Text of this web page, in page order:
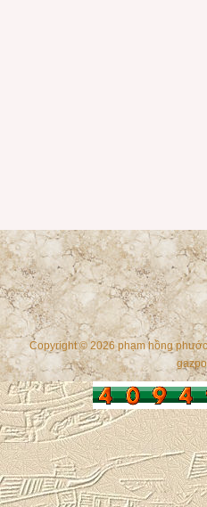
Copyright © 2026 phạm hồng